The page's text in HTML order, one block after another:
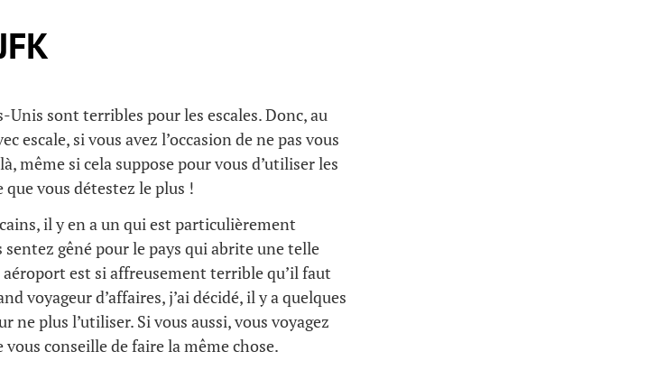
sont terribles pour les escales. Donc, au
escale, si vous avez l’occasion de ne pas vous
même si cela suppose pour vous d’utiliser les
vous détestez le plus !
il y en a un qui est particulièrement
gêné pour le pays qui abrite une telle
est si affreusement terrible qu’il faut
voyageur d’affaires, j’ai décidé, il y a quelques
ne plus l’utiliser. Si vous aussi, vous voyagez
conseille de faire la même chose.